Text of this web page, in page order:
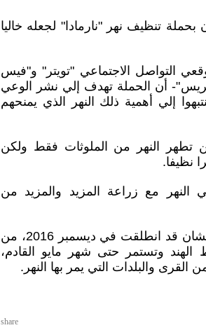
بحملة تنظيف نهر "نارمادا" لجعله خاليا
التواصل الاجتماعي "تويتر" و"فيس
أن الحملة تهدف إلي نشر الوعي
إلي أهمية ذلك النهر الذي يمنحهم
تطهر النهر من الملوثات فقط ولكن
نظيفا.
مع زراعة المزيد والمزيد من
يذكر أن الحملة التي انضم لها أميتاب باتشان قد انطلقت في ديسمبر 2016، من
الهند وتستمر حتى شهر مايو القادم،
والبلدات التي يمر بها النهر.
share